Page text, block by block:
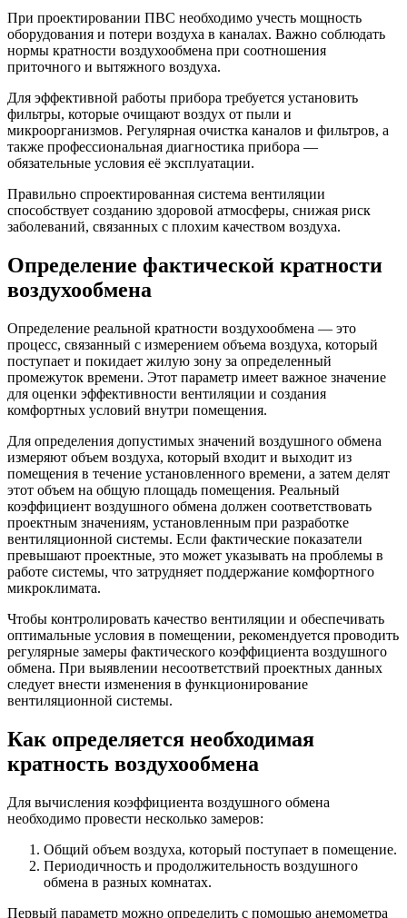
При проектировании ПВС необходимо учесть мощность
оборудования и потери воздуха в каналах. Важно соблюдать
нормы кратности воздухообмена при соотношения
приточного и вытяжного воздуха.
Для эффективной работы прибора требуется установить
фильтры, которые очищают воздух от пыли и
микроорганизмов. Регулярная очистка каналов и фильтров, а
также профессиональная диагностика прибора —
обязательные условия её эксплуатации.
Правильно спроектированная система вентиляции
способствует созданию здоровой атмосферы, снижая риск
заболеваний, связанных с плохим качеством воздуха.
Определение фактической кратности
воздухообмена
Определение реальной кратности воздухообмена — это
процесс, связанный с измерением объема воздуха, который
поступает и покидает жилую зону за определенный
промежуток времени. Этот параметр имеет важное значение
для оценки эффективности вентиляции и создания
комфортных условий внутри помещения.
Для определения допустимых значений воздушного обмена
измеряют объем воздуха, который входит и выходит из
помещения в течение установленного времени, а затем делят
этот объем на общую площадь помещения. Реальный
коэффициент воздушного обмена должен соответствовать
проектным значениям, установленным при разработке
вентиляционной системы. Если фактические показатели
превышают проектные, это может указывать на проблемы в
работе системы, что затрудняет поддержание комфортного
микроклимата.
Чтобы контролировать качество вентиляции и обеспечивать
оптимальные условия в помещении, рекомендуется проводить
регулярные замеры фактического коэффициента воздушного
обмена. При выявлении несоответствий проектных данных
следует внести изменения в функционирование
вентиляционной системы.
Как определяется необходимая
кратность воздухообмена
Для вычисления коэффициента воздушного обмена
необходимо провести несколько замеров:
Общий объем воздуха, который поступает в помещение.
Периодичность и продолжительность воздушного
обмена в разных комнатах.
Первый параметр можно определить с помощью анемометра